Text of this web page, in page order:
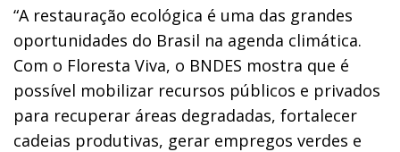
“A restauração ecológica é uma das grandes
oportunidades do Brasil na agenda climática.
Com o Floresta Viva, o BNDES mostra que é
possível mobilizar recursos públicos e privados
para recuperar áreas degradadas, fortalecer
cadeias produtivas, gerar empregos verdes e